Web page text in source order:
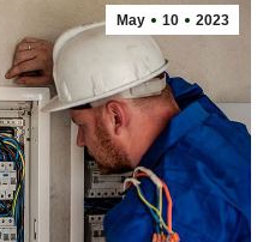
May 10 2023